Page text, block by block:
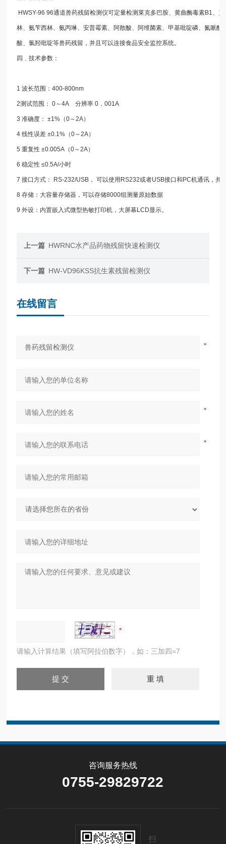
HWSY-96 96通道兽药残留检测仪可定量检测莱克多巴胺、黄曲酶毒素B1、
林、氨苄西林、氨丙琳、安普霉紊、阿散酸、阿维菌素、甲基吡啶磷、氮哌
酸、氯羟吡啶等兽药残留，并且可以连接食品安全监控系统。
四﹑技术参数：
1 波长范围：400-800nm
2测试范围： 0～4A 分辨率 0．001A
3 准确度： ±1%（0～2A）
4 线性误差 ±0.1%（0～2A）
5 重复性 ±0.005A（0～2A）
6 稳定性 ≤0.5A/小时
7 接口方式： RS-232/USB， 可以使用RS232或者USB接口和PC机通讯，并
8 存储：大容量存储器，可以存储8000组测量原始数据
9 外设：内置嵌入式微型热敏打印机，大屏幕LCD显示。
上一篇 HWRNC水产品药物残留快速检测仪
下一篇 HW-VD96KSS抗生素残留检测仪
在线留言
请输入计算结果（填写阿拉伯数字），如：三加四=7
咨询服务热线
0755-29829722
扫